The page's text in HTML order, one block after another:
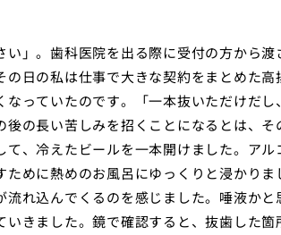
い」。歯科医院を出る際に受付の方から
日の私は仕事で大きな契約をまとめた高
っていたのです。「一本抜いただけだし
の長い苦しみを招くことになるとは、そ
、冷えたビールを一本開けました。アル
めに熱めのお風呂にゆっくりと浸かりま
れ込んでくるのを感じました。唾液かと
きました。鏡で確認すると、抜歯した箇